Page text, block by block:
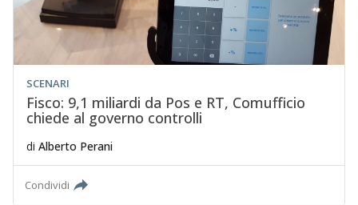
SCENARI
Fisco: 9,1 miliardi da Pos e RT, Comufficio
chiede al governo controlli
di Alberto Perani
Condividi